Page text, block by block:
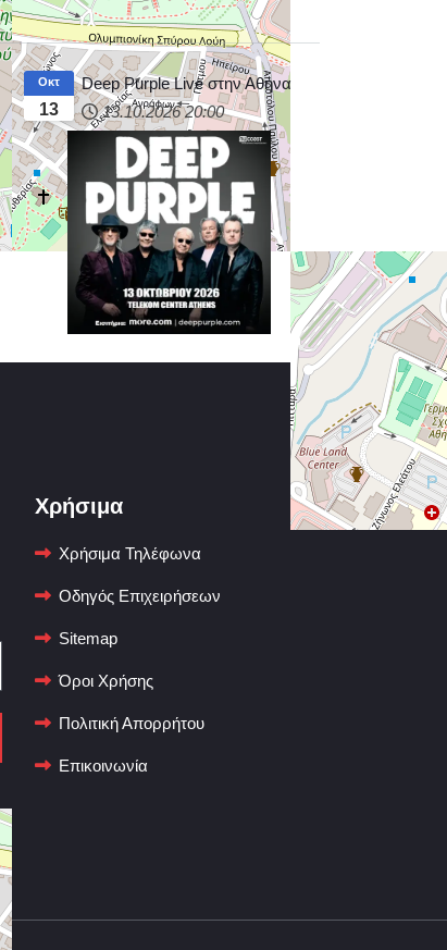
13
Οκτ
Deep Purple Live στην Αθήνα
13.10.2026 20:00
Χρήσιμα
Χρήσιμα Τηλέφωνα
Οδηγός Επιχειρήσεων
Sitemap
Όροι Χρήσης
Πολιτική Απορρήτου
Επικοινωνία